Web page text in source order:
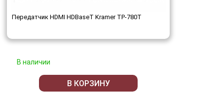
Передатчик HDMI HDBaseT Kramer TP-780T
В наличии
В КОРЗИНУ